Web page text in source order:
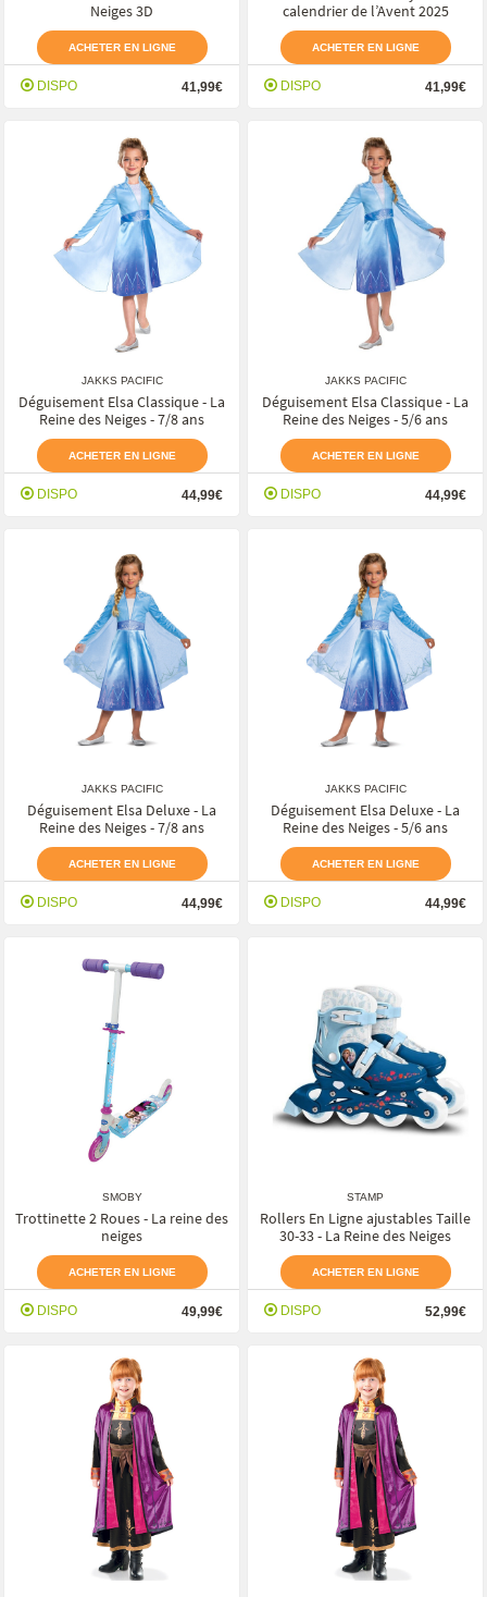
Neiges 3D
ACHETER EN LIGNE
DISPO 41,99€
calendrier de l’Avent 2025
ACHETER EN LIGNE
DISPO 41,99€
JAKKS PACIFIC
Déguisement Elsa Classique - La
Reine des Neiges - 7/8 ans
ACHETER EN LIGNE
DISPO 44,99€
JAKKS PACIFIC
Déguisement Elsa Classique - La
Reine des Neiges - 5/6 ans
ACHETER EN LIGNE
DISPO 44,99€
JAKKS PACIFIC
Déguisement Elsa Deluxe - La
Reine des Neiges - 7/8 ans
ACHETER EN LIGNE
DISPO 44,99€
JAKKS PACIFIC
Déguisement Elsa Deluxe - La
Reine des Neiges - 5/6 ans
ACHETER EN LIGNE
DISPO 44,99€
SMOBY
Trottinette 2 Roues - La reine des
neiges
ACHETER EN LIGNE
DISPO 49,99€
STAMP
Rollers En Ligne ajustables Taille
30-33 - La Reine des Neiges
ACHETER EN LIGNE
DISPO 52,99€